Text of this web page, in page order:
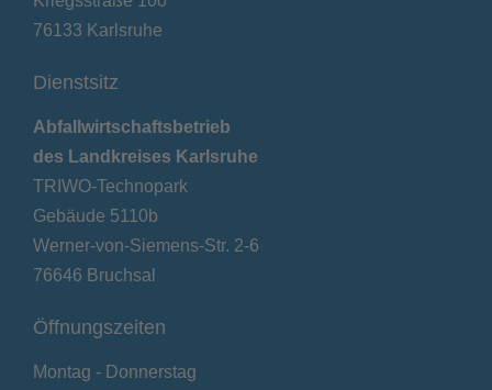
76133 Karlsruhe
Dienstsitz
Abfallwirtschaftsbetrieb
des Landkreises Karlsruhe
TRIWO-Technopark
Gebäude 5110b
Werner-von-Siemens-Str. 2-6
76646 Bruchsal
Öffnungszeiten
Montag - Donnerstag